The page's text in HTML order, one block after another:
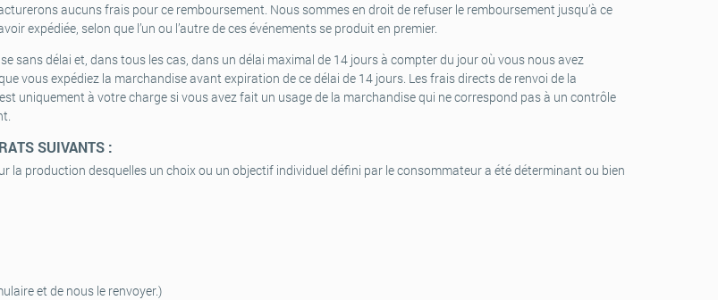
aucuns frais pour ce remboursement. Nous sommes en droit de refuser le remboursement jusqu’à ce
expédiée, selon que l’un ou l’autre de ces événements se produit en premier.
sans délai et, dans tous les cas, dans un délai maximal de 14 jours à compter du jour où vous nous avez
vous expédiez la marchandise avant expiration de ce délai de 14 jours. Les frais directs de renvoi de la
uniquement à votre charge si vous avez fait un usage de la marchandise qui ne correspond pas à un contrôle
SUIVANTS :
production desquelles un choix ou un objectif individuel défini par le consommateur a été déterminant ou bien
et de nous le renvoyer.)